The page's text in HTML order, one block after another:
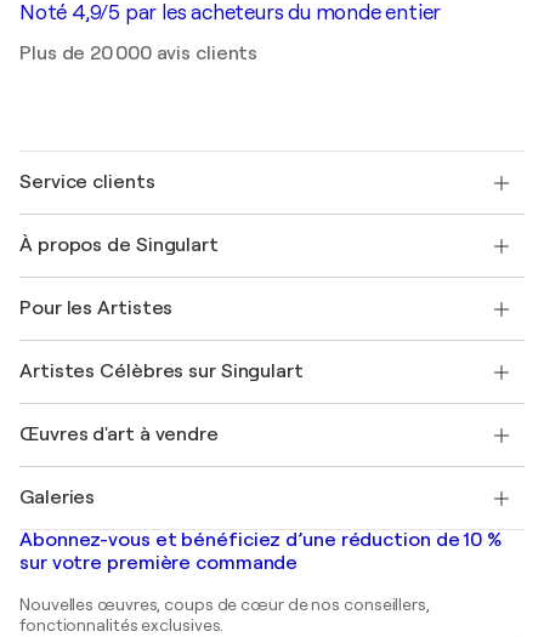
Noté 4,9/5 par les acheteurs du monde entier
Plus de 20 000 avis clients
Service clients
Expédition
Offrir une carte cadeau
Rejoignez notre programme commercial
Mon compte
+33 1 76 44 06 42
À propos de Singulart
FAQ
Magazine Singulart
Emplois
Découvrez une sélection d'art original
Pour les Artistes
Se connecter en tant qu'Artiste
Artistes Célèbres sur Singulart
Marc Chagall
Banksy
Mr. Brainwash
Shepard Fairey
Œuvres d'art à vendre
Tableaux abstraits à vendre
Peintures de paysage
Estampes
Peintures acryliques
Galeries
Galeries d'art en France
Galeries d'art en Belgique
Abonnez-vous et bénéficiez d’une réduction de 10 %
sur votre première commande
Nouvelles œuvres, coups de cœur de nos conseillers,
fonctionnalités exclusives.